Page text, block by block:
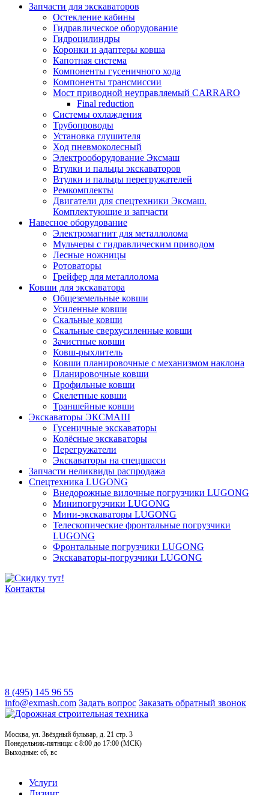
Запчасти для экскаваторов
Остекление кабины
Гидравлическое оборудование
Гидроцилиндры
Коронки и адаптеры ковша
Капотная система
Компоненты гусеничного хода
Компоненты трансмиссии
Мост приводной неуправляемый CARRARO
Final reduction
Системы охлаждения
Трубопроводы
Установка глушителя
Ход пневмоколесный
Электрооборудование Эксмаш
Втулки и пальцы экскаваторов
Втулки и пальцы перегружателей
Ремкомплекты
Двигатели для спецтехники Эксмаш.
Комплектующие и запчасти
Навесное оборудование
Электромагнит для металлолома
Мульчеры с гидравлическим приводом
Лесные ножницы
Ротоваторы
Грейфер для металлолома
Ковши для экскаватора
Общеземельные ковши
Усиленные ковши
Скальные ковши
Скальные сверхусиленные ковши
Зачистные ковши
Ковш-рыхлитель
Ковши планировочные с механизмом наклона
Планировочные ковши
Профильные ковши
Скелетные ковши
Траншейные ковши
Экскаваторы ЭКСМАШ
Гусеничные экскаваторы
Колёсные экскаваторы
Перегружатели
Экскаваторы на спецшасси
Запчасти неликвиды распродажа
Спецтехника LUGONG
Внедорожные вилочные погрузчики LUGONG
Минипогрузчики LUGONG
Мини-экскаваторы LUGONG
Телескопические фронтальные погрузчики
LUGONG
Фронтальные погрузчики LUGONG
Экскаваторы-погрузчики LUGONG
Контакты
8 (495) 145 96 55
info@exmash.com Задать вопрос Заказать обратный звонок
Москва, ул. Звёздный бульвар, д. 21 стр. 3
Понедельник-пятница: c 8:00 до 17:00 (МСК)
Выходные: сб, вс
Услуги